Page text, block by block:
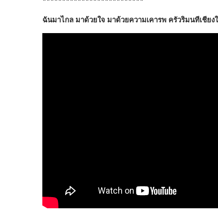
ฉันมาไกล​ มาด้วยใจ​ มาด้วยความเคารพ ครัวริมนทีเชีย